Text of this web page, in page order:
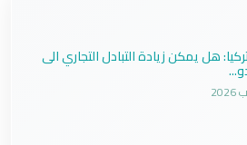
هل يمكن زيادة التبادل التجاري الى